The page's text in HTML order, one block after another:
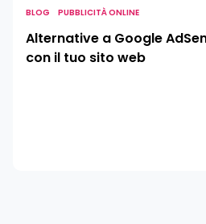
tuo
sito
web
BLOG PUBBLICITÀ ONLINE
Alternative a Google
con il tuo sito web